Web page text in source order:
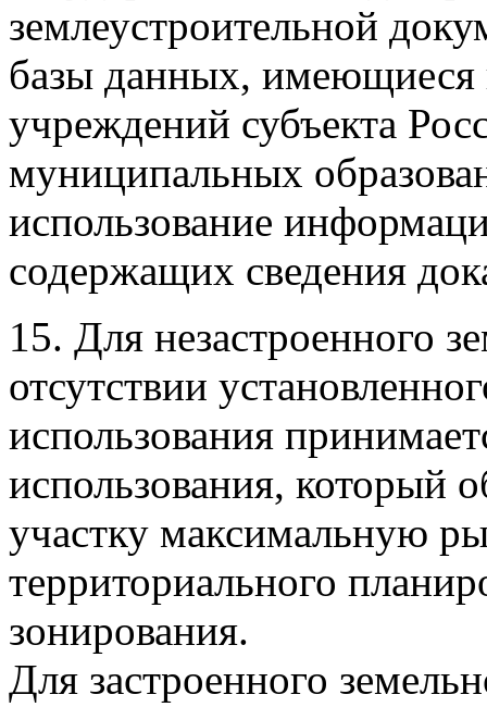
землеустроительной
базы данных, имеющиеся
учреждений субъекта
муниципальных
использование
содержащих сведения
15. Для незастроенного
отсутствии
использования
использования, который
участку максимальную
территориального
зонирования.
Для застроенного